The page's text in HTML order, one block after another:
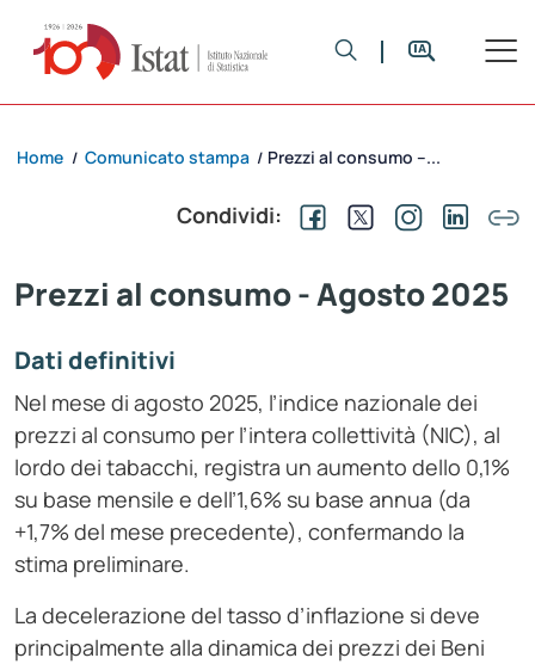
Home / Comunicato stampa / Prezzi al consumo –...
Condividi:
Prezzi al consumo - Agosto 2025
Dati definitivi
Nel mese di agosto 2025, l’indice nazionale dei
prezzi al consumo per l’intera collettività (NIC), al
lordo dei tabacchi, registra un aumento dello 0,1%
su base mensile e dell’1,6% su base annua (da
+1,7% del mese precedente), confermando la
stima preliminare.
La decelerazione del tasso d’inflazione si deve
principalmente alla dinamica dei prezzi dei Beni